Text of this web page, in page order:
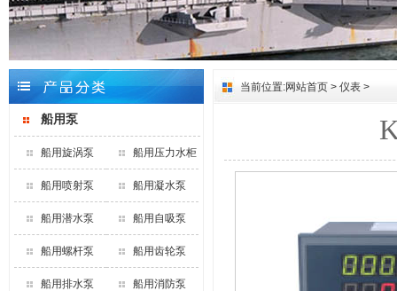
船用泵
船用旋涡泵 船用压力水柜
船用喷射泵 船用凝水泵
船用潜水泵 船用自吸泵
船用螺杆泵 船用齿轮泵
船用排水泵 船用消防泵
当前位置:网站首页 > 仪表 >